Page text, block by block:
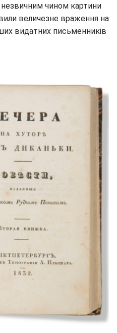
незвичним чином картини
величезне враження на
видатних письменників